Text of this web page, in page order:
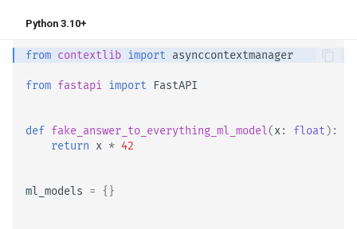
Python 3.10+
from contextlib import asynccontextmanager
from fastapi import FastAPI
def fake_answer_to_everything_ml_model(x: float ):
return x * 42
ml_models = {}